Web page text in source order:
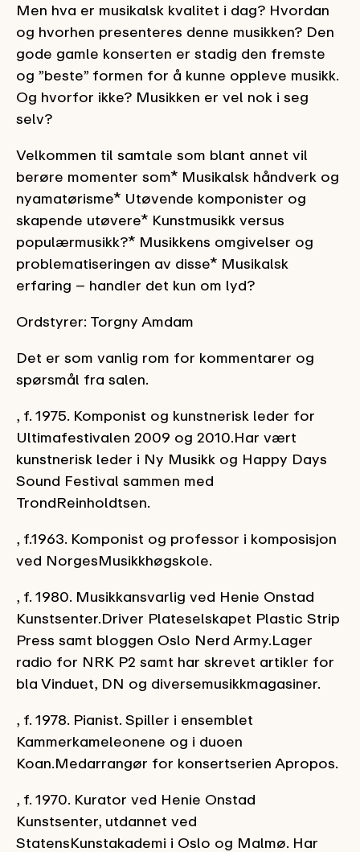
Men hva er musikalsk kvalitet i dag? Hvordan
og hvorhen presenteres denne musikken? Den
gode gamle konserten er stadig den fremste
og ”beste” formen for å kunne oppleve musikk.
Og hvorfor ikke? Musikken er vel nok i seg
selv?
Velkommen til samtale som blant annet vil
berøre momenter som* Musikalsk håndverk og
nyamatørisme* Utøvende komponister og
skapende utøvere* Kunstmusikk versus
populærmusikk?* Musikkens omgivelser og
problematiseringen av disse* Musikalsk
erfaring – handler det kun om lyd?
Ordstyrer: Torgny Amdam
Det er som vanlig rom for kommentarer og
spørsmål fra salen.
, f. 1975. Komponist og kunstnerisk leder for
Ultimafestivalen 2009 og 2010.Har vært
kunstnerisk leder i Ny Musikk og Happy Days
Sound Festival sammen med
TrondReinholdtsen.
, f.1963. Komponist og professor i komposisjon
ved NorgesMusikkhøgskole.
, f. 1980. Musikkansvarlig ved Henie Onstad
Kunstsenter.Driver Plateselskapet Plastic Strip
Press samt bloggen Oslo Nerd Army.Lager
radio for NRK P2 samt har skrevet artikler for
bla Vinduet, DN og diversemusikkmagasiner.
, f. 1978. Pianist. Spiller i ensemblet
Kammerkameleonene og i duoen
Koan.Medarrangør for konsertserien Apropos.
, f. 1970. Kurator ved Henie Onstad
Kunstsenter, utdannet ved
StatensKunstakademi i Oslo og Malmø. Har